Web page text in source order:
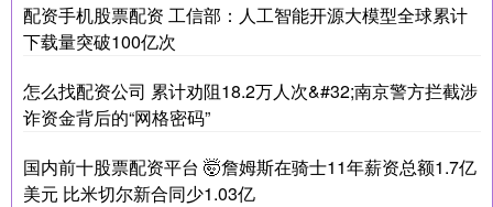
配资手机股票配资 工信部：人工智能开源大模型全球累计
下载量突破100亿次
怎么找配资公司 累计劝阻18.2万人次&#32;南京警方拦截涉
诈资金背后的“网格密码”
国内前十股票配资平台 🤯詹姆斯在骑士11年薪资总额1.7亿
美元 比米切尔新合同少1.03亿